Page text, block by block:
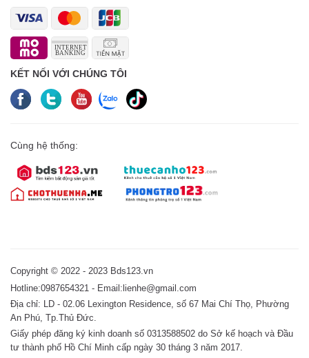
KẾT NỐI VỚI CHÚNG TÔI
Cùng hệ thống:
Copyright © 2022 - 2023 Bds123.vn
Hotline:0987654321 - Email:lienhe@gmail.com
Địa chỉ: LD - 02.06 Lexington Residence, số 67 Mai Chí Thọ, Phường
An Phú, Tp.Thủ Đức.
Giấy phép đăng ký kinh doanh số 0313588502 do Sở kế hoạch và Đầu
tư thành phố Hồ Chí Minh cấp ngày 30 tháng 3 năm 2017.